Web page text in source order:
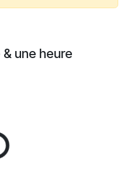
une heure